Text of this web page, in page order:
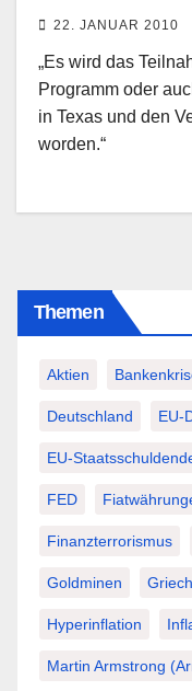
22. JANUAR 2010
„Es wird das
Programm oder
in Texas und den
worden.“
Themen
Aktien
Deutschland EU-
EU-
FED
Finanzterrorismus
Goldminen
Hyperinflation
Martin Armstrong